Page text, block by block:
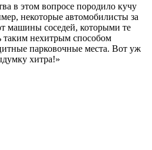
в этом вопросе породило кучу
некоторые автомобилисты за
машины соседей, которыми те
таким нехитрым способом
парковочные места. Вот уж
хитра!»